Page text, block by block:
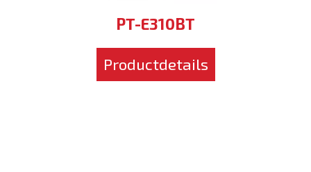
PT-E310BT
Productdetails